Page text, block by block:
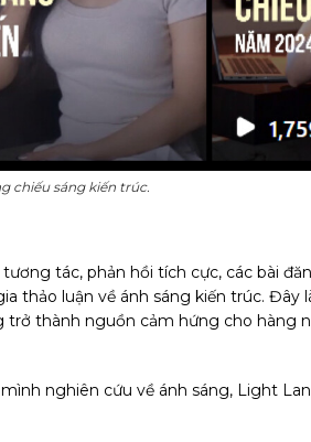
chiếu sáng kiến trúc.
tác, phản hồi tích cực, các bài
luận về ánh sáng kiến trúc. Đây
thành nguồn cảm hứng cho hàng
nghiên cứu về ánh sáng, Light